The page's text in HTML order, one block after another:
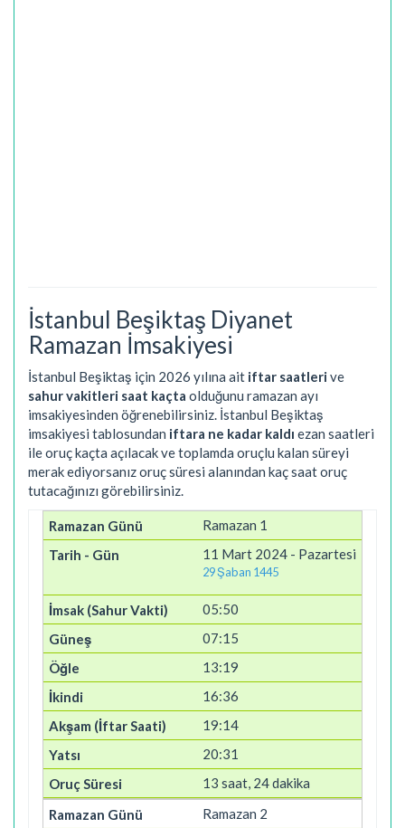
İstanbul Beşiktaş Diyanet
Ramazan İmsakiyesi
İstanbul Beşiktaş için 2026 yılına ait iftar saatlerive
sahur vakitleri saat kaçta olduğunu ramazan ayı
imsakiyesinden öğrenebilirsiniz. İstanbul Beşiktaş
imsakiyesi tablosundan iftara ne kadar kaldı ezan saatleri
ile oruç kaçta açılacak ve toplamda oruçlu kalan süreyi
merak ediyorsanız oruç süresi alanından kaç saat oruç
tutacağınızı görebilirsiniz.
Ramazan 1
11 Mart 2024 - Pazartesi
29 Şaban 1445
05:50
07:15
13:19
16:36
19:14
20:31
13 saat, 24 dakika
Ramazan 2